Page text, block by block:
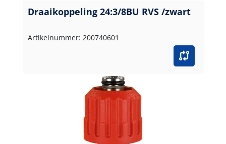
Draaikoppeling 24:3/8BU RVS /zwart
Artikelnummer: 200740601